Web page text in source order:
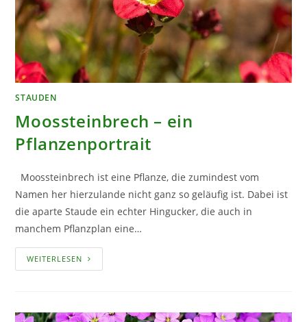
STAUDEN
Moossteinbrech – ein
Pflanzenportrait
Moossteinbrech ist eine Pflanze, die zumindest vom
Namen her hierzulande nicht ganz so geläufig ist. Dabei ist
die aparte Staude ein echter Hingucker, die auch in
manchem Pflanzplan eine…
WEITERLESEN MOOSSTEINBRECH
–